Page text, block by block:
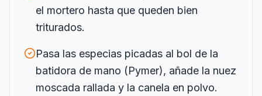
el mortero hasta que queden bien
triturados.
Pasa las especias picadas al bol de la
batidora de mano (Pymer), añade la nuez
moscada rallada y la canela en polvo.